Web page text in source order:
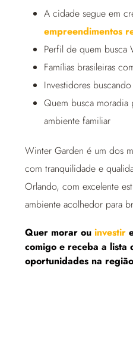
A cidade segue em
empreendimentos
Perfil de quem busca
Famílias brasileiras
Investidores
Quem busca moradia
ambiente familiar
Winter Garden é um dos
com tranquilidade e
Orlando, com excelente
ambiente acolhedor para
Quer morar ou investir
comigo e receba a lista
oportunidades na